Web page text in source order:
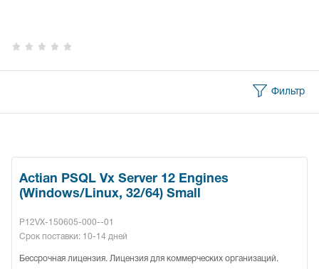
Фильтр
Actian PSQL Vx Server 12 Engines
(Windows/Linux, 32/64) Small
P12VX-150605-000--01
Срок поставки: 10-14 дней
Бессрочная лицензия. Лицензия для коммерческих организаций.